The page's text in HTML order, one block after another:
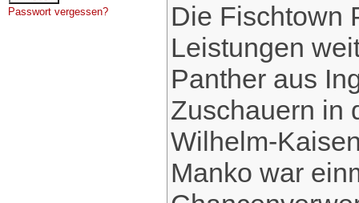
Passwort vergessen?
Die Fischtown
Leistungen
Panther aus
Zuschauern in
Wilhelm-
Manko war